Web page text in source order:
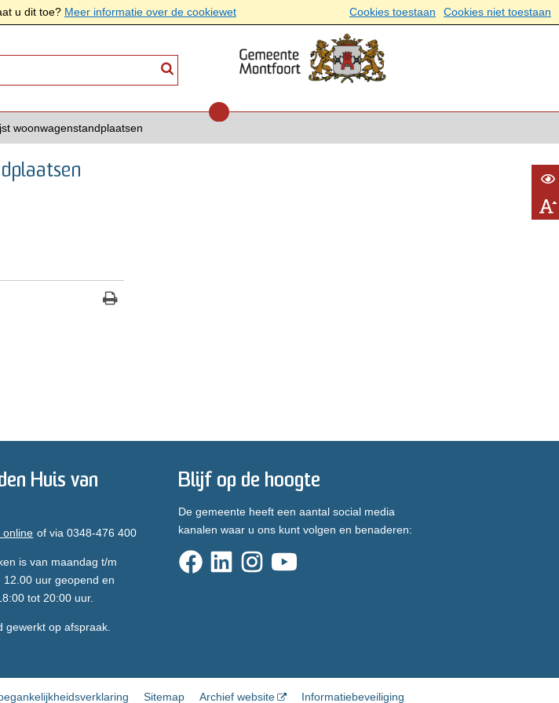
u dit toe? Meer informatie over de cookiewet Cookies toestaan Cookies niet toestaan
woonwagenstandplaatsen
Huis van
online of via 0348-476 400
is van maandag t/m
uur geopend en
tot 20:00 uur.
gewerkt op afspraak.
Blijf op de hoogte
De gemeente heeft een aantal social media
kanalen waar u ons kunt volgen en benaderen:
Sitemap Archief website Informatiebeveiliging